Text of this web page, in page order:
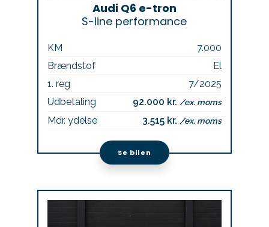
Audi Q6 e-tron
S-line performance
KM
7.000
Brændstof
El
1. reg
7/2025
Udbetaling
92.000 kr./ex. moms
Mdr. ydelse 3.515 kr./ex. moms
Se bilen